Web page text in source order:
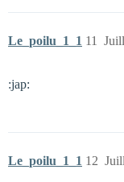
Le_poilu_1_1 11
:jap:
Le_poilu_1_1 12